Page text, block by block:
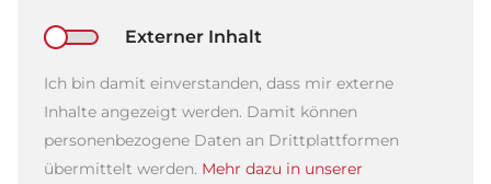
Externer Inhalt
Ich bin damit einverstanden, dass mir externe
Inhalte angezeigt werden. Damit können
personenbezogene Daten an Drittplattformen
übermittelt werden. Mehr dazu in unserer